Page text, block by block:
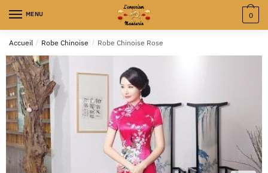
MENU 0
Accueil / Robe Chinoise / Robe Chinoise Rose